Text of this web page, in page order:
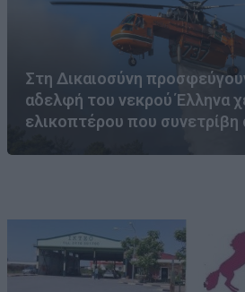
Στη Δικαιοσύνη
αδελφή του νεκρού Έλληνα
ελικοπτέρου που συνετρίβη